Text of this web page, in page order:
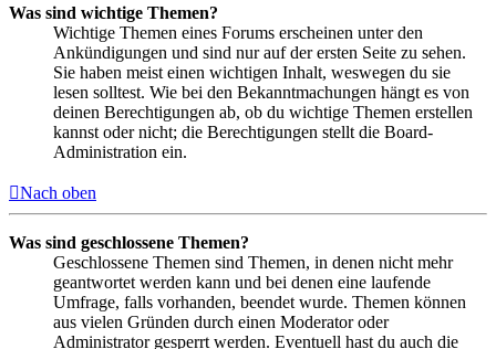
Was sind wichtige Themen?
Wichtige Themen eines Forums erscheinen unter den
Ankündigungen und sind nur auf der ersten Seite zu sehen.
Sie haben meist einen wichtigen Inhalt, weswegen du sie
lesen solltest. Wie bei den Bekanntmachungen hängt es von
deinen Berechtigungen ab, ob du wichtige Themen erstellen
kannst oder nicht; die Berechtigungen stellt die Board-
Administration ein.
Nach oben
Was sind geschlossene Themen?
Geschlossene Themen sind Themen, in denen nicht mehr
geantwortet werden kann und bei denen eine laufende
Umfrage, falls vorhanden, beendet wurde. Themen können
aus vielen Gründen durch einen Moderator oder
Administrator gesperrt werden. Eventuell hast du auch die